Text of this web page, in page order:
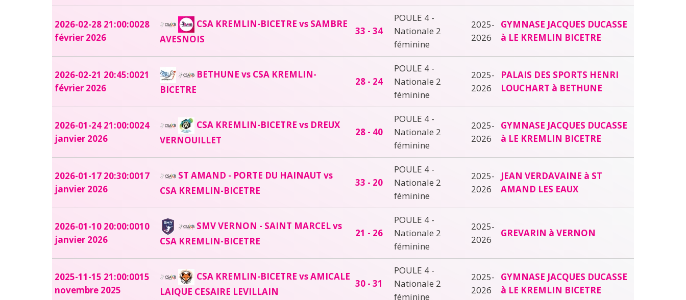
2026-02-28 21:00:0028
février 2026
CSA KREMLIN-BICETRE vs SAMBRE
AVESNOIS
33 - 34
POULE 4 -
Nationale 2
féminine
2025-
2026
GYMNASE JACQUES DUCASSE
à LE KREMLIN BICETRE
2026-02-21 20:45:0021
février 2026
BETHUNE vs CSA KREMLIN-
BICETRE
28 - 24
POULE 4 -
Nationale 2
féminine
2025-
2026
PALAIS DES SPORTS HENRI
LOUCHART à BETHUNE
2026-01-24 21:00:0024
janvier 2026
CSA KREMLIN-BICETRE vs DREUX
VERNOUILLET
28 - 40
POULE 4 -
Nationale 2
féminine
2025-
2026
GYMNASE JACQUES DUCASSE
à LE KREMLIN BICETRE
2026-01-17 20:30:0017
janvier 2026
ST AMAND - PORTE DU HAINAUT vs
CSA KREMLIN-BICETRE
33 - 20
POULE 4 -
Nationale 2
féminine
2025-
2026
JEAN VERDAVAINE à ST
AMAND LES EAUX
2026-01-10 20:00:0010
janvier 2026
SMV VERNON - SAINT MARCEL vs
CSA KREMLIN-BICETRE
21 - 26
POULE 4 -
Nationale 2
féminine
2025-
2026
GREVARIN à VERNON
2025-11-15 21:00:0015
novembre 2025
CSA KREMLIN-BICETRE vs AMICALE
LAIQUE CESAIRE LEVILLAIN
30 - 31
POULE 4 -
Nationale 2
féminine
2025-
2026
GYMNASE JACQUES DUCASSE
à LE KREMLIN BICETRE